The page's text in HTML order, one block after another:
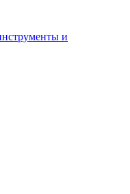
и